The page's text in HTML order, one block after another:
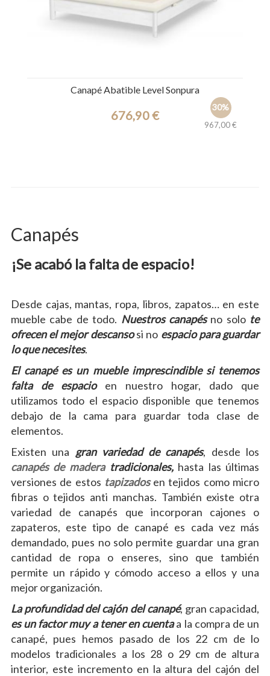
Canapé Abatible Level Sonpura
30%
967,00 €
676,90 €
Canapés
¡Se acabó la falta de espacio!
Desde cajas, mantas, ropa, libros, zapatos… en este
mueble cabe de todo. Nuestros canapésno solo te
ofrecen el mejor descansosi no espacio para guardar
lo que necesites.
El canapé es un mueble imprescindible si tenemos
falta de espacioen nuestro hogar, dado que
utilizamos todo el espacio disponible que tenemos
debajo de la cama para guardar toda clase de
elementos.
Existen una gran variedad de canapés, desde los
canapés de maderatradicionales,hasta las últimas
versiones de estos tapizadosen tejidos como micro
fibras o tejidos anti manchas. También existe otra
variedad de canapés que incorporan cajones o
zapateros, este tipo de canapé es cada vez más
demandado, pues no solo permite guardar una gran
cantidad de ropa o enseres, sino que también
permite un rápido y cómodo acceso a ellos y una
mejor organización.
La profundidad del cajón del canapé, gran capacidad,
es un factor muy a tener en cuentaa la compra de un
canapé, pues hemos pasado de los 22 cm de lo
modelos tradicionales a los 28 o 29 cm de altura
interior, este incremento en la altura del cajón del